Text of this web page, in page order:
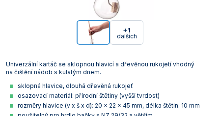
+1
dalších
Univerzální kartáč se sklopnou hlavicí a dřevěnou rukojetí vhodný
na čištění nádob s kulatým dnem.
sklopná hlavice, dlouhá dřevěná rukojeť
osazovací materiál: přírodní štětiny (vyšší tvrdost)
rozměry hlavice (v x š x d): 20 x 22 x 45 mm, délka štětin: 10 mm